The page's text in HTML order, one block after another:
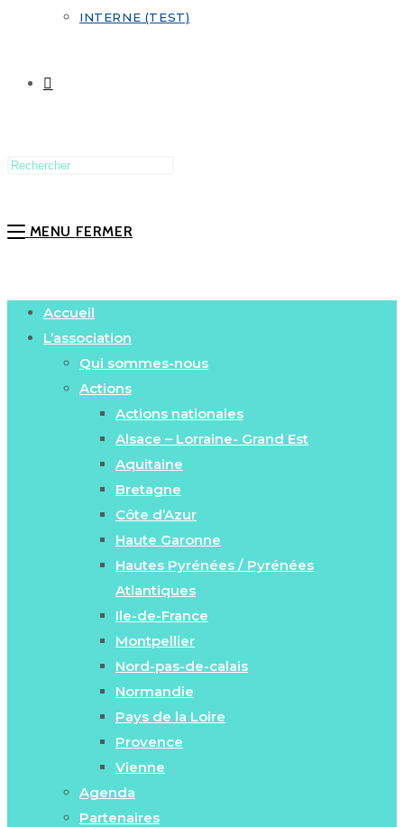
INTERNE (TEST)
MENU FERMER
Accueil
L’association
Qui sommes-nous
Actions
Actions nationales
Alsace – Lorraine- Grand Est
Aquitaine
Bretagne
Côte d’Azur
Haute Garonne
Hautes Pyrénées / Pyrénées
Atlantiques
Ile-de-France
Montpellier
Nord-pas-de-calais
Normandie
Pays de la Loire
Provence
Vienne
Agenda
Partenaires